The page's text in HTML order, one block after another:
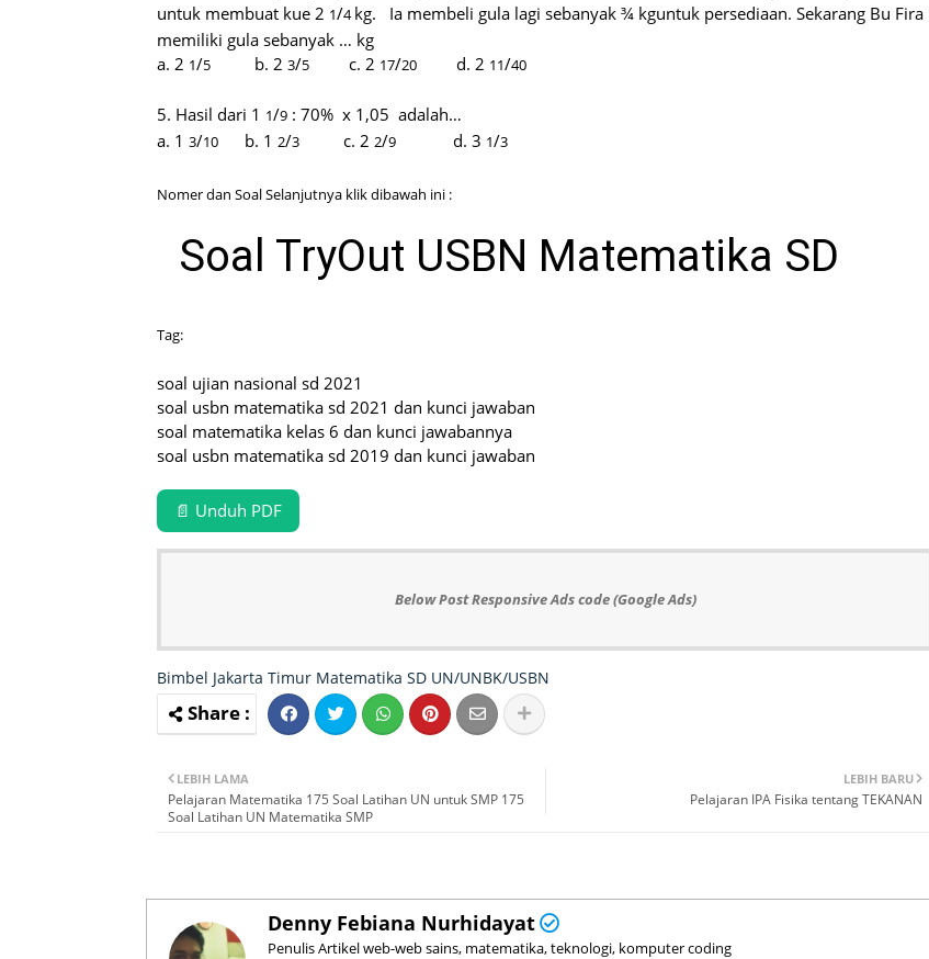
untuk membuat kue 2 1/4kg.
Ia membeli gula lagi sebanyak ¾ kguntuk persediaan. Sekarang Bu Fira
memiliki gula sebanyak … kg
a. 2 1/5 b. 2 3/5 c. 2 17/20 d. 2 11/40
5. Hasil dari 1 1/9 : 70% x 1,05 adalah…
a. 1 3/10 b. 1 2/3 c. 2 2/9 d. 3 1/3
Nomer dan Soal Selanjutnya klik dibawah ini :
Soal TryOut USBN Matematika SD
Tag:
soal ujian nasional sd 2021
soal usbn matematika sd 2021 dan kunci jawaban
soal matematika kelas 6 dan kunci jawabannya
soal usbn matematika sd 2019 dan kunci jawaban
📄 Unduh PDF
Below Post Responsive Ads code (Google Ads)
Bimbel Jakarta Timur Matematika SD UN/UNBK/USBN
LEBIH BARU
Pelajaran IPA Fisika tentang TEKANAN
LEBIH LAMA
Pelajaran Matematika 175 Soal Latihan UN untuk SMP 175
Soal Latihan UN Matematika SMP
Denny Febiana Nurhidayat
Penulis Artikel web-web sains, matematika, teknologi, komputer coding